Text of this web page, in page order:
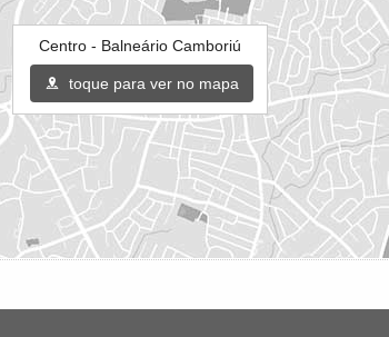
Centro - Balneário Camboriú
toque para ver no mapa